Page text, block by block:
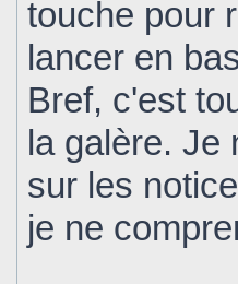
touche pour
lancer en
Bref, c'est
la galère. Je
sur les
je ne